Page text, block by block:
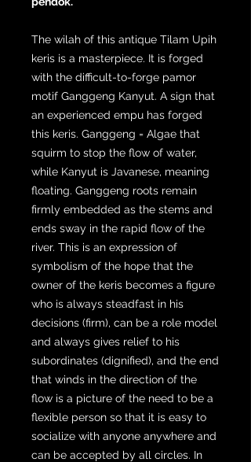
The wilah of this antique Tilam Upih
keris is a masterpiece. It is forged
with the difficult-to-forge pamor
motif Ganggeng Kanyut. A sign that
an experienced empu has forged
this keris. Ganggeng = Algae that
squirm to stop the flow of water,
while Kanyut is Javanese, meaning
floating. Ganggeng roots remain
firmly embedded as the stems and
ends sway in the rapid flow of the
river. This is an expression of
symbolism of the hope that the
owner of the keris becomes a figure
who is always steadfast in his
decisions (firm), can be a role model
and always gives relief to his
subordinates (dignified), and the end
that winds in the direction of the
flow is a picture of the need to be a
flexible person so that it is easy to
socialize with anyone anywhere and
can be accepted by all circles. In